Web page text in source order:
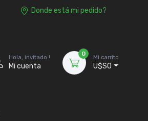
Donde está mi pedido?
Hola, invitado !
Mi cuenta
0
Mi carrito
U$S0